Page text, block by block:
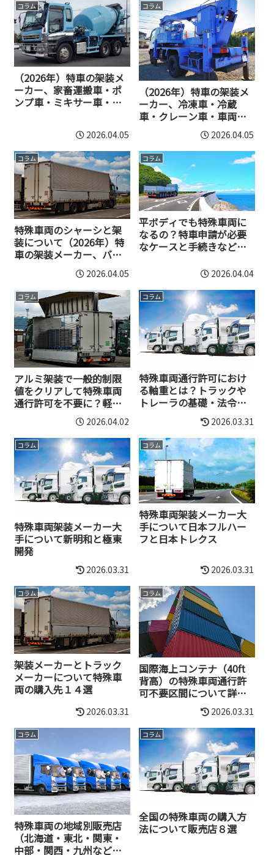
コラム
（2026年）特車の架装メ
ーカー、家畜運搬車・ポ
ンプ車・ミキサー車・清
2026.04.05
コラム
（2026年）特車の架装メ
ーカー、冷凍車・冷蔵
車・クレーン車・車両運
2026.04.05
コラム
特殊車両のシャーシと架
装について（2026年）特
車の架装メーカー、バ
ン・ウイング編 2026.04.05
コラム
平ボディでも特殊車両に
なるの？特車申請が必要
なケースと手続きなど解
2026.04.04
コラム
アルミ架装で一般的制限
値をクリアして特殊車両
通行許可を不要に？軽量
2026.04.02
コラム
特殊車両通行許可におけ
る軸重とは？トラックや
トレーラの基礎・法令・
2026.03.31
コラム
特殊車両架装メーカー大
手について新明和と極東
開発
2026.03.31
コラム
特殊車両架装メーカー大
手について日本フルハー
フと日本トレクス
2026.03.31
コラム
架装メーカーとトラック
メーカーについて特殊車
両の購入先１４選
2026.03.31
コラム
国際海上コンテナ（40ft
背高）の特殊車両通行許
可不要区間について詳し
2026.03.31
コラム
特殊車両の地域別販売店
（北海道・東北・関東・
中部・関西・九州など）
コラム
全国の特殊車両の購入方
法について販売店８選